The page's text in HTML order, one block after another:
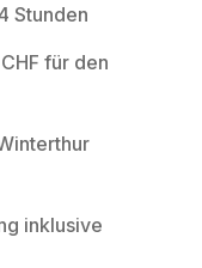
Stunden
für den
inklusive